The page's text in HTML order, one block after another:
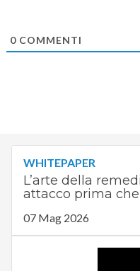
0COMMENTI
WHITEPAPER
L’arte della
attacco prima
07 Mag 2026